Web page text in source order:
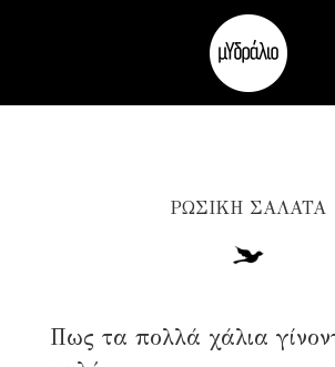
ΡΩΣΙΚΗ ΣΑΛΑΤΑ
Πως τα πολλά χάλια